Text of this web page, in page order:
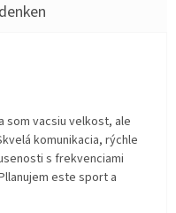
5 von 5 Sternen.
som vacsiu velkost, ale
komunikacia, rýchle
s frekvenciami
este sport a